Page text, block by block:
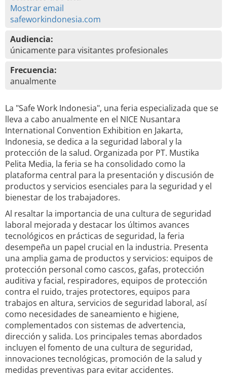
Mostrar email
safeworkindonesia.com
Audiencia:
únicamente para visitantes profesionales
Frecuencia:
anualmente
La "Safe Work Indonesia", una feria especializada que se
lleva a cabo anualmente en el NICE Nusantara
International Convention Exhibition en Jakarta,
Indonesia, se dedica a la seguridad laboral y la
protección de la salud. Organizada por PT. Mustika
Pelita Media, la feria se ha consolidado como la
plataforma central para la presentación y discusión de
productos y servicios esenciales para la seguridad y el
bienestar de los trabajadores.
Al resaltar la importancia de una cultura de seguridad
laboral mejorada y destacar los últimos avances
tecnológicos en prácticas de seguridad, la feria
desempeña un papel crucial en la industria. Presenta
una amplia gama de productos y servicios: equipos de
protección personal como cascos, gafas, protección
auditiva y facial, respiradores, equipos de protección
contra el ruido, trajes protectores, equipos para
trabajos en altura, servicios de seguridad laboral, así
como necesidades de saneamiento e higiene,
complementados con sistemas de advertencia,
dirección y salida. Los principales temas abordados
incluyen el fomento de una cultura de seguridad,
innovaciones tecnológicas, promoción de la salud y
medidas preventivas para evitar accidentes.